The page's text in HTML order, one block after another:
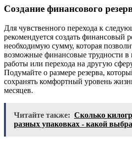
Создание финансового
Для чувственного перехода к
рекомендуется создать финансовый
необходимую сумму, которая
возможные финансовые трудности в
работы или перехода на другую
Подумайте о размере резерва,
сохранять комфортный уровень
месяцев.
Читайте также: Сколько
разных упаковках - какой